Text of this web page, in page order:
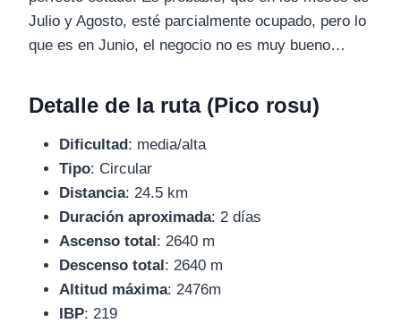
Julio y Agosto, esté parcialmente ocupado, pero lo
que es en Junio, el negocio no es muy bueno…
Detalle de la ruta (Pico rosu)
Dificultad : media/alta
Tipo: Circular
Distancia: 24.5 km
Duración aproximada: 2 días
Ascenso total : 2640 m
Descenso total : 2640 m
Altitud máxima: 2476m
IBP: 219